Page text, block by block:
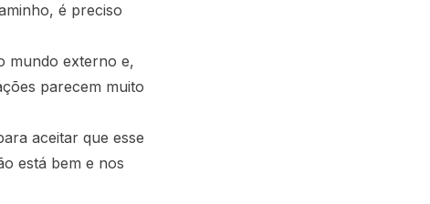
é preciso
mundo externo e,
parecem muito
aceitar que esse
está bem e nos